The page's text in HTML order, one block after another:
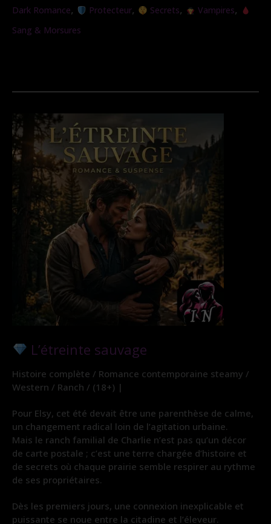
Dark Romance, Protecteur, Secrets, Vampires,
Sang & Morsures
L’étreinte sauvage
Histoire complète / Romance contemporaine steamy /
Western / Ranch / (18+) |
Pour Elsy, cet été devait être une parenthèse de calme,
un changement radical loin de l’agitation urbaine.
Mais le ranch familial de Charlie n’est pas qu’un décor
de carte postale ; c’est une terre chargée d’histoire et
de secrets où chaque prairie semble respirer au rythme
de ses propriétaires.
Dès les premiers jours, une connexion inexplicable et
puissante se noue entre la citadine et l’éleveur.